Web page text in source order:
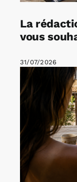
La
vous
31/07/2026